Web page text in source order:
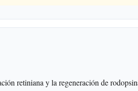
retiniana y la regeneración de